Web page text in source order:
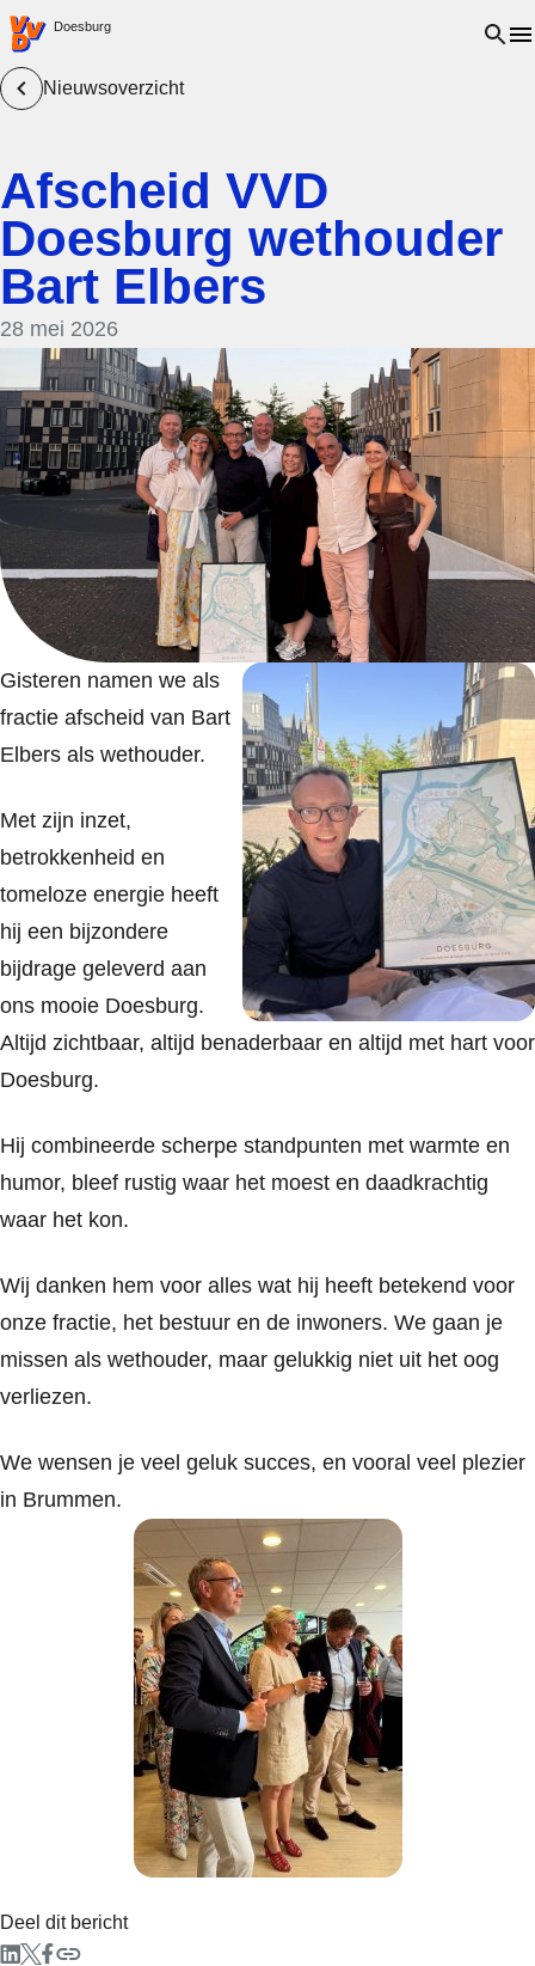
VVD.nl - Ga naar de homepage
Doesburg Open
Nieuwsoverzicht
Afscheid VVD
Doesburg wethouder
Bart Elbers
28 mei 2026
Gisteren namen we als
fractie afscheid van Bart
Elbers als wethouder.
Met zijn inzet,
betrokkenheid en
tomeloze energie heeft
hij een bijzondere
bijdrage geleverd aan
ons mooie Doesburg.
Altijd zichtbaar, altijd benaderbaar en altijd met hart voor
Doesburg.
Hij combineerde scherpe standpunten met warmte en
humor, bleef rustig waar het moest en daadkrachtig
waar het kon.
Wij danken hem voor alles wat hij heeft betekend voor
onze fractie, het bestuur en de inwoners. We gaan je
missen als wethouder, maar gelukkig niet uit het oog
verliezen.
We wensen je veel geluk succes, en vooral veel plezier
in Brummen.
Deel dit bericht